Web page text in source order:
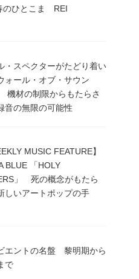
のひとこま REI
・スペクターがたどり着い
ォール・オブ・サウン
機材の制限からもたらさ
音の無限の可能性
MUSIC FEATURE】
BLUE 「HOLY
」 死の概念がもたら
しいアートポップの手
エントの名盤 黎明期から
で